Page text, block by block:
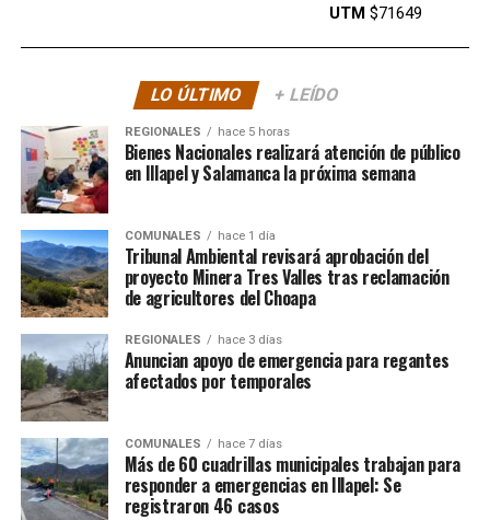
UTM$71649
LO ÚLTIMO + LEÍDO
REGIONALES hace 5 horas
Bienes Nacionales realizará atención de público
en Illapel y Salamanca la próxima semana
COMUNALES hace 1 día
Tribunal Ambiental revisará aprobación del
proyecto Minera Tres Valles tras reclamación
de agricultores del Choapa
REGIONALES hace 3 días
Anuncian apoyo de emergencia para regantes
afectados por temporales
COMUNALES hace 7 días
Más de 60 cuadrillas municipales trabajan para
responder a emergencias en Illapel: Se
registraron 46 casos